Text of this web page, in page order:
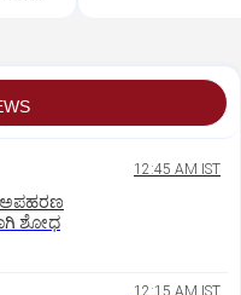
12:45 AM IST
ಅಪಹರಣ
ಶೋಧ
12:15 AM IST